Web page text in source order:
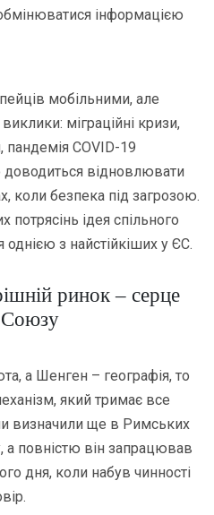
інформацією
мобільними, але
міграційні кризи,
пандемія COVID-19
відновлювати
коли безпека під загрозою.
потрясінь ідея спільного
з найстійкіших у ЄС.
ринок – серце
Союзу
а Шенген – географія, то
який тримає все
визначили ще в Римських
а повністю він запрацював
дня, коли набув чинності